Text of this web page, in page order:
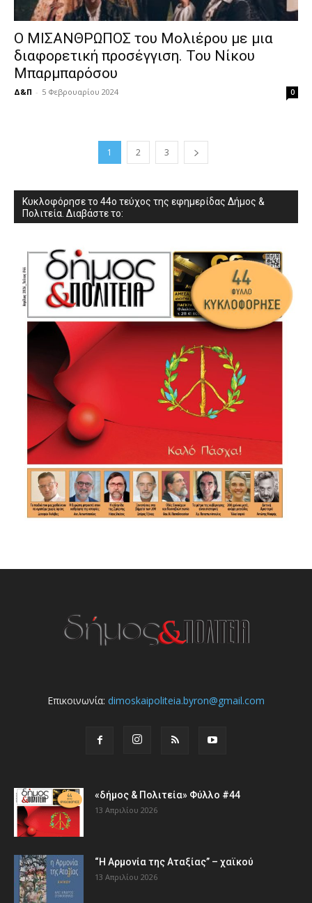
Ο ΜΙΣΑΝΘΡΩΠΟΣ του Μολιέρου με μια
διαφορετική προσέγγιση. Του Νίκου
Μπαρμπαρόσου
Δ&Π - 5 Φεβρουαρίου 2024 0
1 2 3
Κυκλοφόρησε το 44ο τεύχος της εφημερίδας Δήμος &
Πολιτεία. Διαβάστε το:
Επικοινωνία: dimoskaipoliteia.byron@gmail.com
«δήμος & Πολιτεία» Φύλλο #44
13 Απριλίου 2026
“Η Αρμονία της Αταξίας” – χαϊκού
13 Απριλίου 2026